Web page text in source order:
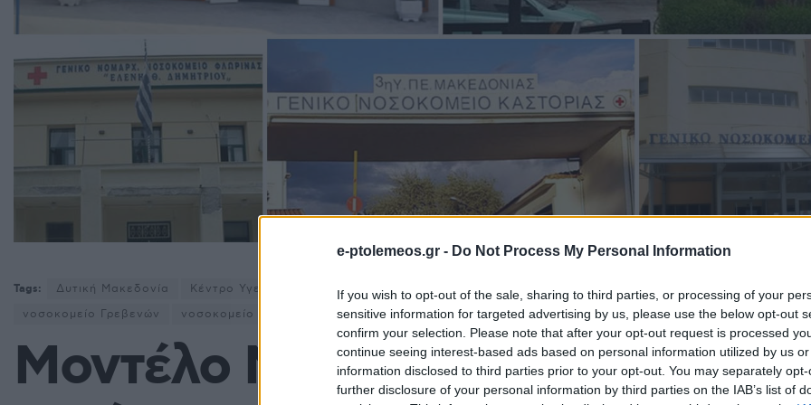
e-ptolemeos.gr - Do Not Process My Personal Information
If you wish to opt-out of the sale, sharing to third parties, or processing of your
sensitive information for targeted advertising by us, please use the below opt-out
confirm your selection. Please note that after your opt-out request is processed
continue seeing interest-based ads based on personal information utilized by us
information disclosed to third parties prior to your opt-out. You may separately
further disclosure of your personal information by third parties on the IAB’s list of
Tags: Δυτική Μακεδονία Κέντρο Υγείας Μαμάτσειο Νοσοκομείο Κοζάνης Μποδοσάκειο Νοσοκομείο Πτολεμαΐδας
νοσοκομείο Γρεβενών
νοσοκομείο Καστοριάς νοσοκομείο Φλώρινας Περιφέρεια Δυτικής Μακεδονίας Υγεία
Μοντέλο Νοσοκομείων